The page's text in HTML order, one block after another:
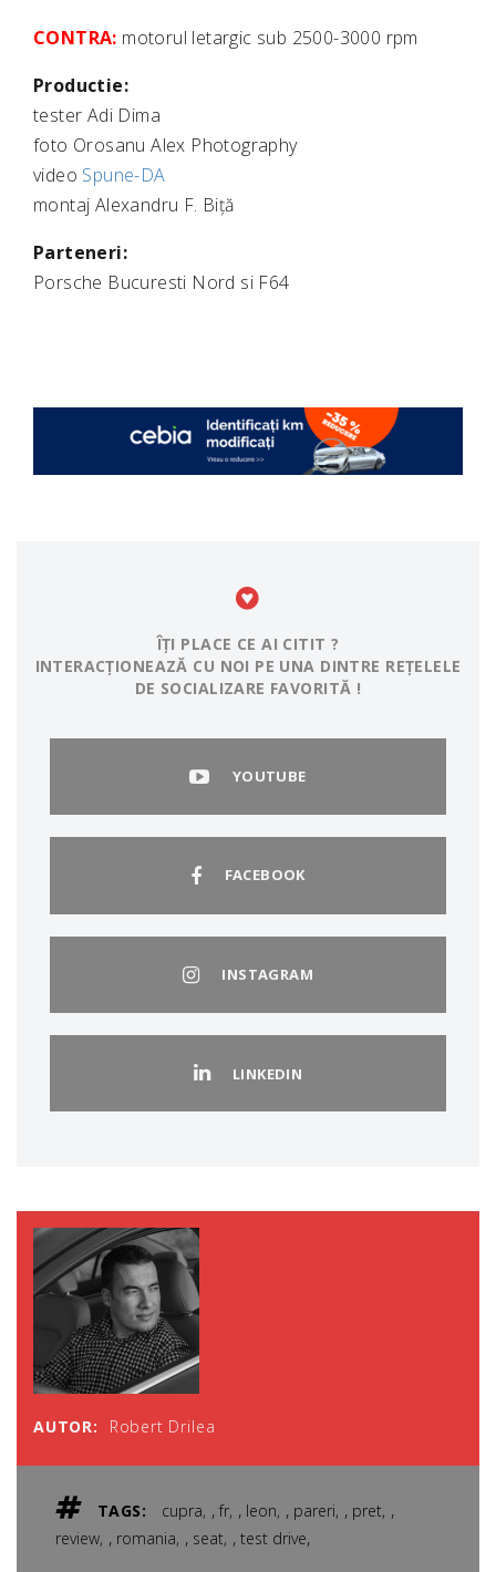
CONTRA: motorul letargic sub 2500-3000 rpm
Productie:
tester Adi Dima
foto Orosanu Alex Photography
video Spune-DA
montaj Alexandru F. Biță
Parteneri:
Porsche Bucuresti Nord si F64
ÎȚI PLACE CE AI CITIT ?
INTERACȚIONEAZĂ CU NOI PE UNA DINTRE REȚELELE
DE SOCIALIZARE FAVORITĂ !
YOUTUBE
FACEBOOK
INSTAGRAM
LINKEDIN
AUTOR: Robert Drilea
TAGS: cupra ,fr , leon , pareri , pret ,
review , romania , seat , test drive,